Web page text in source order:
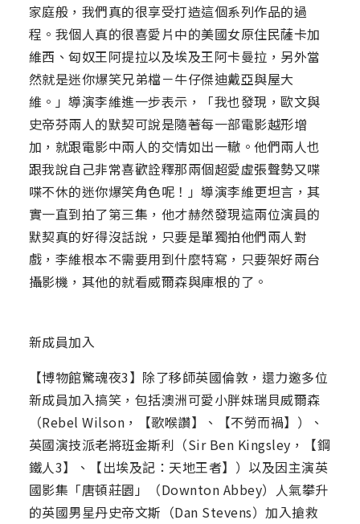
家庭般，我們真的很享受打造這個系列作品的過
程。我個人真的很喜愛片中的美國女原住民薩卡加
維西、匈奴王阿提拉以及埃及王阿卡曼拉，另外當
然就是迷你爆笑兄弟檔－牛仔傑迪戴亞與屋大
維。」導演李維進一步表示，「我也發現，歐文與
史帝芬兩人的默契可說是隨著每一部電影越形增
加，就跟電影中兩人的交情如出一轍。他們兩人也
跟我說自己非常喜歡詮釋那兩個超愛虛張聲勢又喋
喋不休的迷你爆笑角色呢！」導演李維更坦言，其
實一直到拍了第三集，他才赫然發現這兩位演員的
默契真的好得沒話說，只要是單獨拍他們兩人對
戲，李維根本不需要用到什麼特寫，只要架好兩台
攝影機，其他的就看威爾森與庫根的了。
新成員加入
【博物館驚魂夜3】除了移師英國倫敦，還力邀多位
新成員加入搞笑，包括澳洲可愛小胖妹瑞貝威爾森
（Rebel Wilson，【歌喉讚】、【不勞而禍】）、
英國演技派老將班金斯利（Sir Ben Kingsley，【鋼
鐵人3】、【出埃及記：天地王者】）以及因主演英
國影集「唐頓莊園」（Downton Abbey）人氣攀升
的英國男星丹史帝文斯（Dan Stevens）加入搶救